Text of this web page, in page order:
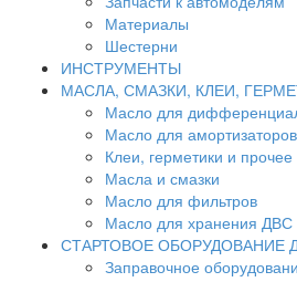
Материалы
Шестерни
ИНСТРУМЕНТЫ
МАСЛА, СМАЗКИ, КЛЕИ,
Масло для
Масло для амортизаторов
Клеи, герметики и прочее
Масла и смазки
Масло для фильтров
Масло для хранения ДВС
СТАРТОВОЕ ОБОРУДОВАНИЕ
Заправочное